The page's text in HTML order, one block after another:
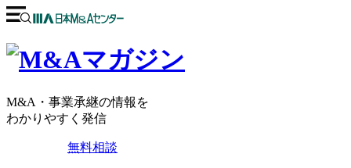
M&A・事業承継の情報を
わかりやすく発信
無料相談